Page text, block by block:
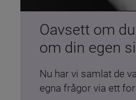
Oavsett om
om din egen
Nu har vi samlat de
egna frågor via ett